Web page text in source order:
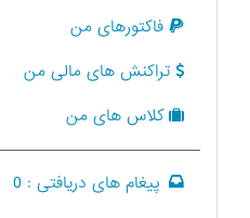
فاکتورهای من
تراکنش های مالی من
کلاس های من
پیغام های دریافتی : 0